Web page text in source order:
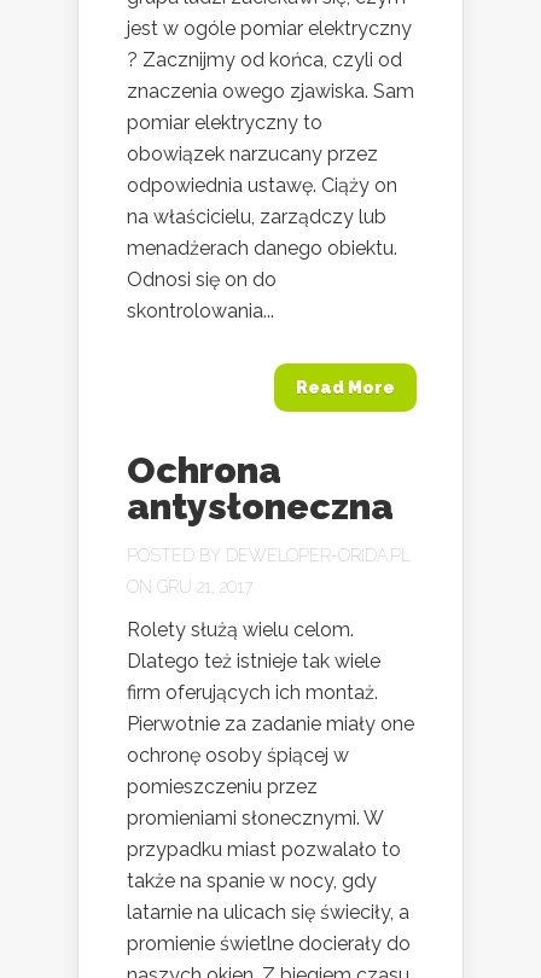
jest w ogóle pomiar elektryczny
? Zacznijmy od końca, czyli od
znaczenia owego zjawiska. Sam
pomiar elektryczny to
obowiązek narzucany przez
odpowiednia ustawę. Ciąży on
na właścicielu, zarządczy lub
menadżerach danego obiektu.
Odnosi się on do
skontrolowania...
Read More
Ochrona
antysłoneczna
POSTED BY DEWELOPER-ORIDA.PL
ON GRU 21, 2017
Rolety służą wielu celom.
Dlatego też istnieje tak wiele
firm oferujących ich montaż.
Pierwotnie za zadanie miały one
ochronę osoby śpiącej w
pomieszczeniu przez
promieniami słonecznymi. W
przypadku miast pozwalało to
także na spanie w nocy, gdy
latarnie na ulicach się świeciły, a
promienie świetlne docierały do